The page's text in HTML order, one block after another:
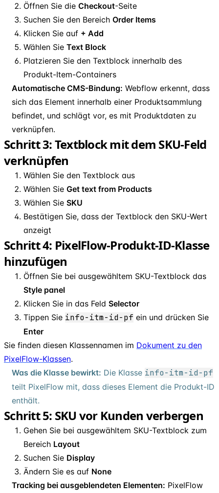
Öffnen Sie die Checkout-Seite
Suchen Sie den Bereich Order Items
Klicken Sie auf + Add
Wählen Sie Text Block
Platzieren Sie den Textblock innerhalb des
Produkt-Item-Containers
Automatische CMS-Bindung: Webflow erkennt, dass
sich das Element innerhalb einer Produktsammlung
befindet, und schlägt vor, es mit Produktdaten zu
verknüpfen.
Schritt 3: Textblock mit dem SKU-Feld
verknüpfen
Wählen Sie den Textblock aus
Wählen Sie Get text from Products
Wählen Sie SKU
Bestätigen Sie, dass der Textblock den SKU-Wert
anzeigt
Schritt 4: PixelFlow-Produkt-ID-Klasse
hinzufügen
Öffnen Sie bei ausgewähltem SKU-Textblock das
Style panel
Klicken Sie in das Feld Selector
Tippen Sie info-itm-id-pf ein und drücken Sie
Enter
Sie finden diesen Klassennamen im Dokument zu den
PixelFlow-Klassen.
Was die Klasse bewirkt: Die Klasse info-itm-id-pf
teilt PixelFlow mit, dass dieses Element die Produkt-ID
enthält.
Schritt 5: SKU vor Kunden verbergen
Gehen Sie bei ausgewähltem SKU-Textblock zum
Bereich Layout
Suchen Sie Display
Ändern Sie es auf None
Tracking bei ausgeblendeten Elementen: PixelFlow